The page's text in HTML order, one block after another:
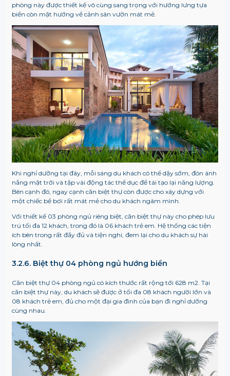
phòng này được thiết kế vô cùng sang trọng với hướng lưng tựa
biển còn mặt hướng về cảnh sân vườn mát mẻ.
Khi nghỉ dưỡng tại đây, mỗi sáng du khách có thể dậy sớm, đón ánh
nắng mặt trời và tập vài động tác thể dục để tái tạo lại năng lượng.
Bên cạnh đó, ngay cạnh căn biệt thự còn được cho xây dựng với
một chiếc bể bơi rất mát mẻ cho du khách ngâm mình.
Với thiết kế 03 phòng ngủ riêng biệt, căn biệt thự này cho phép lưu
trú tối đa 12 khách, trong đó là 06 khách trẻ em. Hệ thống các tiện
ích bên trong rất đầy đủ và tiện nghi, đem lại cho du khách sự hài
lòng nhất.
3.2.6. Biệt thự 04 phòng ngủ hướng biển
Căn biệt thự 04 phòng ngủ có kích thước rất rộng tới 628 m2. Tại
căn biệt thự này, du khách sẽ được ở tối đa 08 khách người lớn và
08 khách trẻ em, đủ cho một đại gia đình của bạn đi nghỉ dưỡng
cùng nhau.